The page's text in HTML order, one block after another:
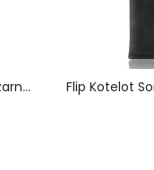
Etui Folio Sony Xperia L4 Biały Czarny Efekt Skóry Liczi